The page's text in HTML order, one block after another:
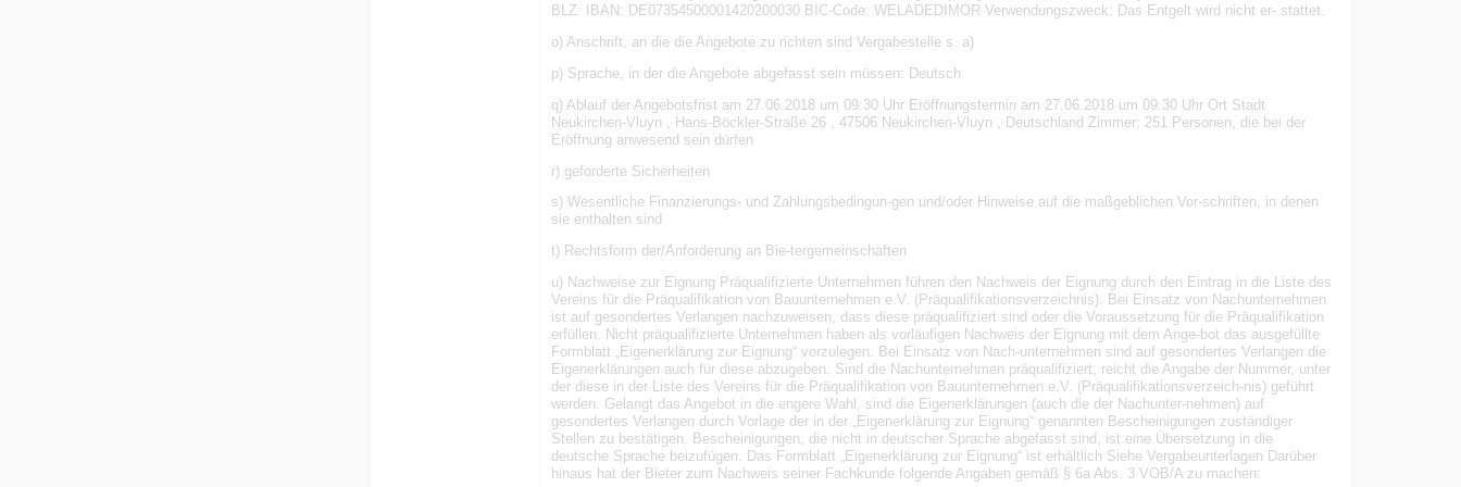
BLZ: IBAN: DE07354500001420200030 BIC-Code: WELADEDIMOR Verwendungszweck: Das Entgelt wird nicht er- stattet.
o) Anschrift, an die die Angebote zu richten sind Vergabestelle s. a)
p) Sprache, in der die Angebote abgefasst sein müssen: Deutsch
q) Ablauf der Angebotsfrist am 27.06.2018 um 09:30 Uhr Eröffnungstermin am 27.06.2018 um 09:30 Uhr Ort Stadt
Neukirchen-Vluyn , Hans-Böckler-Straße 26 , 47506 Neukirchen-Vluyn , Deutschland Zimmer: 251 Personen, die bei der
Eröffnung anwesend sein dürfen
r) geforderte Sicherheiten
s) Wesentliche Finanzierungs- und Zahlungsbedingun-gen und/oder Hinweise auf die maßgeblichen Vor-schriften, in denen
sie enthalten sind
t) Rechtsform der/Anforderung an Bie-tergemeinschaften
u) Nachweise zur Eignung Präqualifizierte Unternehmen führen den Nachweis der Eignung durch den Eintrag in die Liste des
Vereins für die Präqualifikation von Bauunternehmen e.V. (Präqualifikationsverzeichnis). Bei Einsatz von Nachunternehmen
ist auf gesondertes Verlangen nachzuweisen, dass diese präqualifiziert sind oder die Voraussetzung für die Präqualifikation
erfüllen. Nicht präqualifizierte Unternehmen haben als vorläufigen Nachweis der Eignung mit dem Ange-bot das ausgefüllte
Formblatt „Eigenerklärung zur Eignung“ vorzulegen. Bei Einsatz von Nach-unternehmen sind auf gesondertes Verlangen die
Eigenerklärungen auch für diese abzugeben. Sind die Nachunternehmen präqualifiziert, reicht die Angabe der Nummer, unter
der diese in der Liste des Vereins für die Präqualifikation von Bauunternehmen e.V. (Präqualifikationsverzeich-nis) geführt
werden. Gelangt das Angebot in die engere Wahl, sind die Eigenerklärungen (auch die der Nachunter-nehmen) auf
gesondertes Verlangen durch Vorlage der in der „Eigenerklärung zur Eignung“ genannten Bescheinigungen zuständiger
Stellen zu bestätigen. Bescheinigungen, die nicht in deutscher Sprache abgefasst sind, ist eine Übersetzung in die
deutsche Sprache beizufügen. Das Formblatt „Eigenerklärung zur Eignung“ ist erhältlich Siehe Vergabeunterlagen Darüber
hinaus hat der Bieter zum Nachweis seiner Fachkunde folgende Angaben gemäß § 6a Abs. 3 VOB/A zu machen: